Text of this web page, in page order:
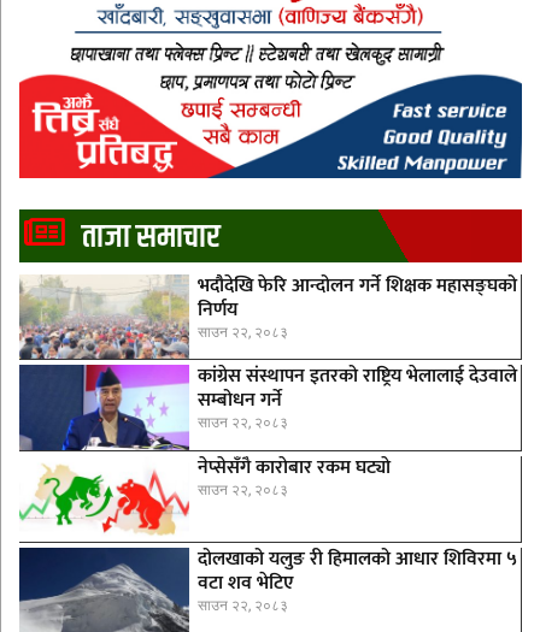
ताजा समाचार
भदौदेखि फेरि आन्दोलन गर्ने शिक्षक महासङ्घको
निर्णय
साउन २२, २०८३
कांग्रेस संस्थापन इतरको राष्ट्रिय भेलालाई देउवाले
सम्बोधन गर्ने
साउन २२, २०८३
नेप्सेसँगै काराेबार रकम घट्याे
साउन २२, २०८३
दोलखाको यलुङ री हिमालको आधार शिविरमा ५
वटा शव भेटिए
साउन २२, २०८३